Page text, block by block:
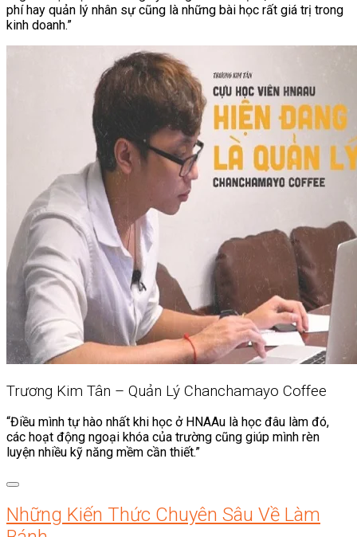
phí hay quản lý nhân sự cũng là những bài học rất giá trị trong
kinh doanh.”
Trương Kim Tân – Quản Lý Chanchamayo Coffee
“Điều mình tự hào nhất khi học ở HNAAu là học đâu làm đó,
các hoạt động ngoại khóa của trường cũng giúp mình rèn
luyện nhiều kỹ năng mềm cần thiết.”
Những Kiến Thức Chuyên Sâu Về Làm